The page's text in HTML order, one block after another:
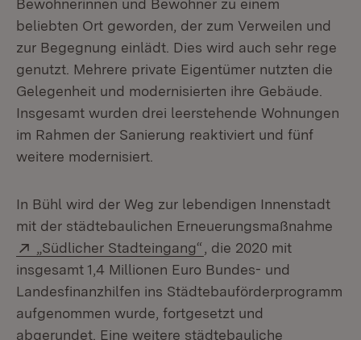
Bewohnerinnen und Bewohner zu einem
beliebten Ort geworden, der zum Verweilen und
zur Begegnung einlädt. Dies wird auch sehr rege
genutzt. Mehrere private Eigentümer nutzten die
Gelegenheit und modernisierten ihre Gebäude.
Insgesamt wurden drei leerstehende Wohnungen
im Rahmen der Sanierung reaktiviert und fünf
weitere modernisiert.
In Bühl wird der Weg zur lebendigen Innenstadt
mit der städtebaulichen Erneuerungsmaßnahme
Extern:
„Südlicher Stadteingang“ (Öffnet in neuem
, die 2020 mit
insgesamt 1,4 Millionen Euro Bundes- und
Landesfinanzhilfen ins Städtebauförderprogramm
aufgenommen wurde, fortgesetzt und
abgerundet. Eine weitere städtebauliche